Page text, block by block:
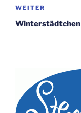
Nächster
Beitrag
WEITER
Winterstädtchen